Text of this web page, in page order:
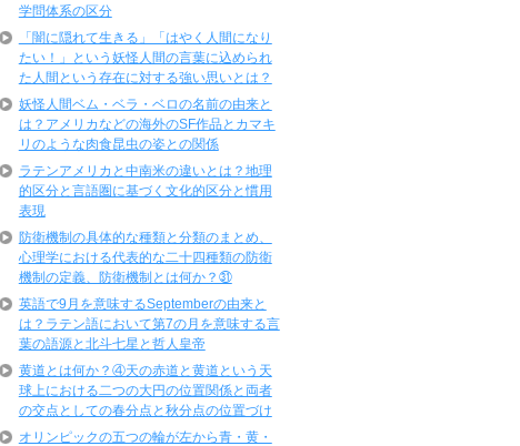
学問体系の区分
「闇に隠れて生きる」「はやく人間になり
たい！」という妖怪人間の言葉に込められ
た人間という存在に対する強い思いとは？
妖怪人間ベム・ベラ・ベロの名前の由来と
は？アメリカなどの海外のSF作品とカマキ
リのような肉食昆虫の姿との関係
ラテンアメリカと中南米の違いとは？地理
的区分と言語圏に基づく文化的区分と慣用
表現
防衛機制の具体的な種類と分類のまとめ、
心理学における代表的な二十四種類の防衛
機制の定義、防衛機制とは何か？㉛
英語で9月を意味するSeptemberの由来と
は？ラテン語において第7の月を意味する言
葉の語源と北斗七星と哲人皇帝
黄道とは何か？④天の赤道と黄道という天
球上における二つの大円の位置関係と両者
の交点としての春分点と秋分点の位置づけ
オリンピックの五つの輪が左から青・黄・